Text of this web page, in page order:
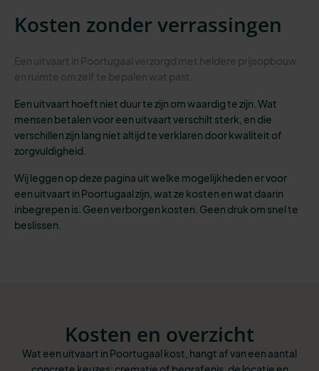
Kosten zonder verrassingen
Een uitvaart in Poortugaal verzorgd met heldere prijsopbouw
en ruimte om zelf te bepalen wat past.
Een uitvaart hoeft niet duur te zijn om waardig te zijn. Wat
mensen betalen voor een uitvaart verschilt sterk, en die
verschillen zijn lang niet altijd te verklaren door kwaliteit of
zorgvuldigheid.
Wij leggen op deze pagina uit welke mogelijkheden er voor
een uitvaart in Poortugaal zijn, wat ze kosten en wat daarin
inbegrepen is. Geen verborgen kosten. Geen druk om snel te
beslissen.
Kosten en overzicht
Wat een uitvaart in Poortugaal kost, hangt af van een aantal